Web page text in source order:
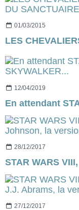
01/03/2015
12/04/2019
28/12/2017
27/12/2017